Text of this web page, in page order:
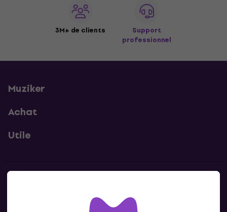
3M+ de clients
Support
professionnel
Muziker
Achat
Utile
Contacte nous